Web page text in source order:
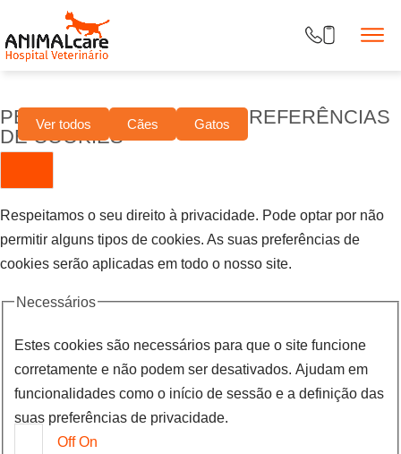
PERSONALIZE AS SUAS PREFERÊNCIAS
DE COOKIES
Respeitamos o seu direito à privacidade. Pode optar por não
permitir alguns tipos de cookies. As suas preferências de
cookies serão aplicadas em todo o nosso site.
Necessários
Estes cookies são necessários para que o site funcione
corretamente e não podem ser desativados. Ajudam em
funcionalidades como o início de sessão e a definição das
suas preferências de privacidade.
Off On
Ver todos Cães Gatos